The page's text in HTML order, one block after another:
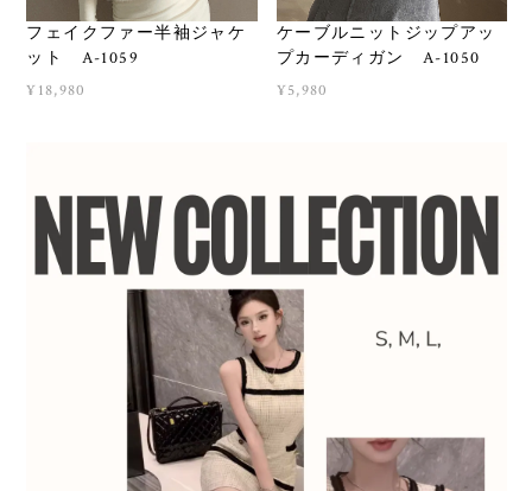
フェイクファー半袖ジャケ
ット A-1059
¥18,980
ケーブルニットジップアッ
プカーディガン A-1050
¥5,980